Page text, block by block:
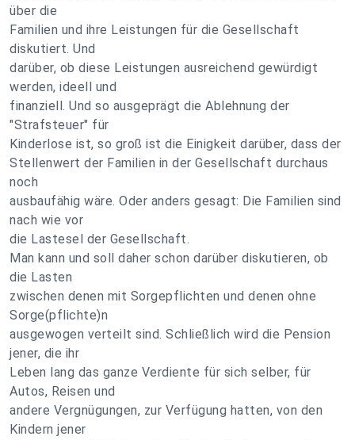
über die
Familien und ihre Leistungen für die Gesellschaft
diskutiert. Und
darüber, ob diese Leistungen ausreichend gewürdigt
werden, ideell und
finanziell. Und so ausgeprägt die Ablehnung der
"Strafsteuer" für
Kinderlose ist, so groß ist die Einigkeit darüber, dass der
Stellenwert der Familien in der Gesellschaft durchaus
noch
ausbaufähig wäre. Oder anders gesagt: Die Familien sind
nach wie vor
die Lastesel der Gesellschaft.
Man kann und soll daher schon darüber diskutieren, ob
die Lasten
zwischen denen mit Sorgepflichten und denen ohne
Sorge(pflichte)n
ausgewogen verteilt sind. Schließlich wird die Pension
jener, die ihr
Leben lang das ganze Verdiente für sich selber, für
Autos, Reisen und
andere Vergnügungen, zur Verfügung hatten, von den
Kindern jener